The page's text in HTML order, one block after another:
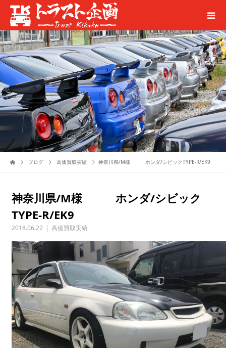
ブログ 高価買取実績 神奈川県/M様 ホンダ/シビックTYPE-R/EK9
神奈川県/M様 ホンダ/シビック
TYPE-R/EK9
2018.06.22 高価買取実績